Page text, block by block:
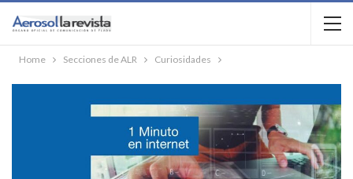
Home Secciones de ALR Curiosidades